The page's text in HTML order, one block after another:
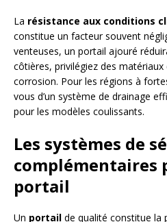
La résistance aux conditions
constitue un facteur souvent
venteuses, un portail ajouré
côtières, privilégiez des
corrosion. Pour les régions à
vous d’un système de drainage
pour les modèles coulissants.
Les systèmes de
complémentaires
portail
Un portail de qualité constitue la